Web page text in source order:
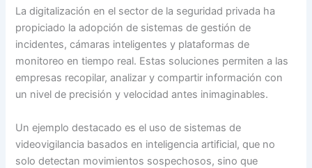
La digitalización en el sector de la seguridad privada ha
propiciado la adopción de sistemas de gestión de
incidentes, cámaras inteligentes y plataformas de
monitoreo en tiempo real. Estas soluciones permiten a las
empresas recopilar, analizar y compartir información con
un nivel de precisión y velocidad antes inimaginables.
Un ejemplo destacado es el uso de sistemas de
videovigilancia basados en inteligencia artificial, que no
solo detectan movimientos sospechosos, sino que